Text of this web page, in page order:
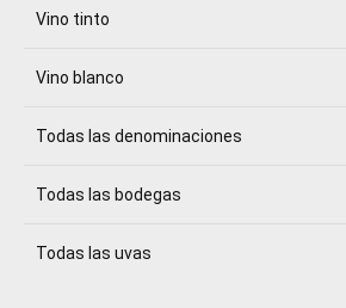
Vino tinto
Vino blanco
Todas las denominaciones
Todas las bodegas
Todas las uvas